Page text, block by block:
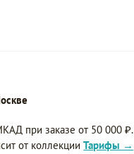
при заказе от 50 000 ₽.
от коллекцииТарифы →